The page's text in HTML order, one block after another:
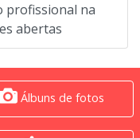
profissional na
abertas
Álbuns de fotos